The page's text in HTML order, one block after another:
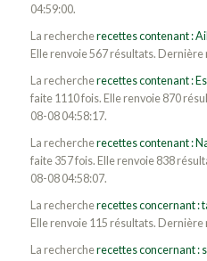
04:59:00.
La rechercherecettes contenant :
Elle renvoie 567 résultats.
La rechercherecettes contenant :
faite 1110 fois. Elle renvoie 870
08-08 04:58:17.
La rechercherecettes contenant :
faite 357 fois. Elle renvoie 838
08-08 04:58:07.
La rechercherecettes concernant :
Elle renvoie 115 résultats.
La rechercherecettes concernant :